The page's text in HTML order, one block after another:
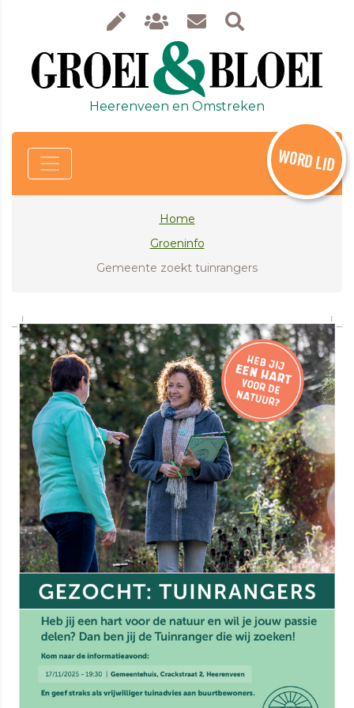
Heerenveen en Omstreken
WORD LID
Home
Groeninfo
Gemeente zoekt tuinrangers